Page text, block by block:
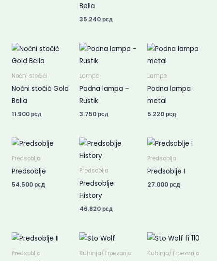
Bella
35.240рсд
Noćni stočići
Noćni stočić Gold
Bella
11.900рсд
Lampe
Podna lampa –
Rustik
3.750рсд
Lampe
Podna lampa
metal
5.220рсд
Predsoblja
Predsoblje
54.500рсд
Predsoblja
Predsoblje
History
46.820рсд
Predsoblja
Predsoblje I
27.000рсд
Predsoblja Kuhinja/Trpezarija Kuhinja/Trpezarija